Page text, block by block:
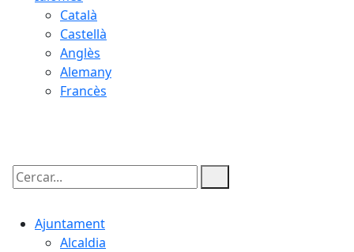
Català
Castellà
Anglès
Alemany
Francès
Cercar:
Ajuntament
Alcaldia